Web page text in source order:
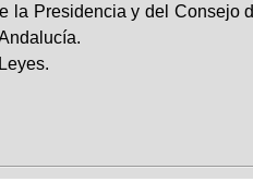
la Presidencia y del Consejo
Leyes.